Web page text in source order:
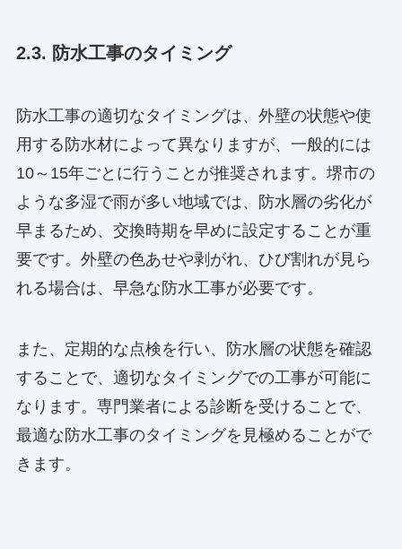
2.3. 防水工事のタイミング
防水工事の適切なタイミングは、外壁の状態や使
用する防水材によって異なりますが、一般的には
10～15年ごとに行うことが推奨されます。堺市の
ような多湿で雨が多い地域では、防水層の劣化が
早まるため、交換時期を早めに設定することが重
要です。外壁の色あせや剥がれ、ひび割れが見ら
れる場合は、早急な防水工事が必要です。
また、定期的な点検を行い、防水層の状態を確認
することで、適切なタイミングでの工事が可能に
なります。専門業者による診断を受けることで、
最適な防水工事のタイミングを見極めることがで
きます。